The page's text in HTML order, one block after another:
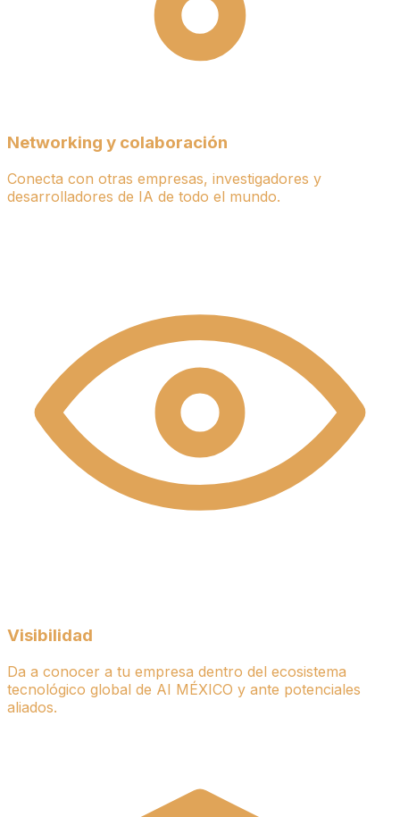
Networking y colaboración
Conecta con otras empresas, investigadores y
desarrolladores de IA de todo el mundo.
Visibilidad
Da a conocer a tu empresa dentro del ecosistema
tecnológico global de AI MÉXICO y ante potenciales
aliados.